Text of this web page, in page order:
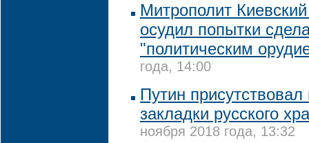
Митрополит
осудил попытки
"политическим
года, 14:00
Путин
закладки русского
ноября 2018 года, 13:32